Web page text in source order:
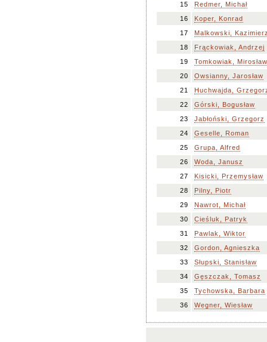
15
Redmer, Michał
16
Koper, Konrad
17
Malkowski,
18
Frąckowiak, Andrzej
19
Tomkowiak, Mirosław
20
Owsianny, Jarosław
21
Huchwajda,
22
Górski, Bogusław
23
Jabłoński, Grzegorz
24
Geselle, Roman
25
Grupa, Alfred
26
Woda, Janusz
27
Kisicki, Przemysław
28
Pilny, Piotr
29
Nawrot, Michał
30
Cieśluk, Patryk
31
Pawlak, Wiktor
32
Gordon, Agnieszka
33
Słupski, Stanisław
34
Gęszczak, Tomasz
35
Tychowska, Barbara
36
Wegner, Wiesław